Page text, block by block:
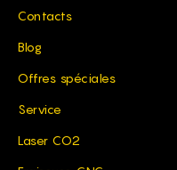
Contacts
Blog
Offres spéciales
Service
Laser CO2